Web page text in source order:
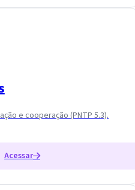
e cooperação (PNTP 5.3).
Acessar